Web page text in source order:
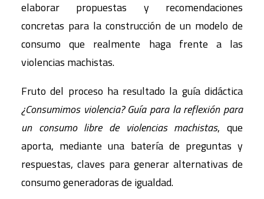
elaborar propuestas y recomendaciones
concretas para la construcción de un modelo de
consumo que realmente haga frente a las
violencias machistas.
Fruto del proceso ha resultado la guía didáctica
¿Consumimos violencia? Guía para la reflexión para
un consumo libre de violencias machistas, que
aporta, mediante una batería de preguntas y
respuestas, claves para generar alternativas de
consumo generadoras de igualdad.